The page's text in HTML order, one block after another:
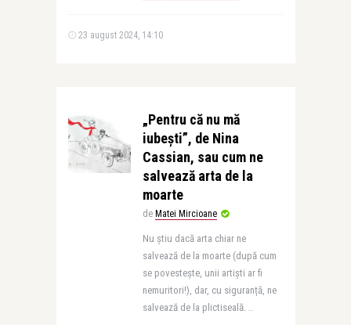
23 august 2024, 14:10
„Pentru că nu mă
iubești”, de Nina
Cassian, sau cum ne
salvează arta de la
moarte
de Matei Mircioane
Nu știu dacă arta chiar ne
salvează de la moarte (după cum
se povestește, unii artiști ar fi
nemuritori!), dar, cu siguranță, ne
salvează de la plictiseală. ..